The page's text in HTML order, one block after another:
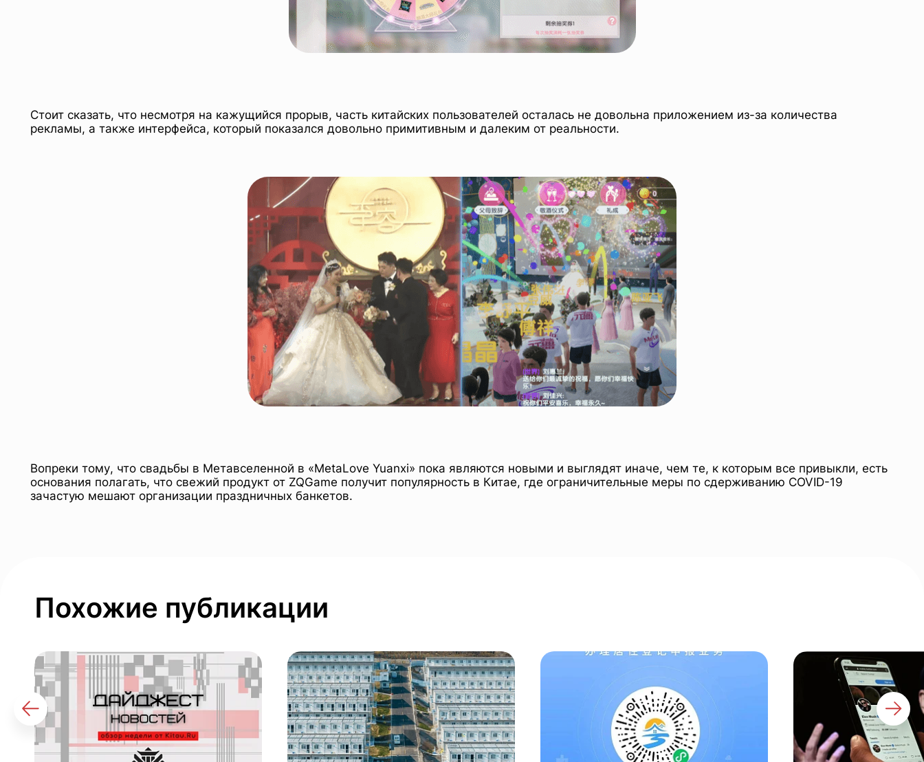
Стоит сказать, что несмотря на кажущийся прорыв, часть китайских пользователей осталась не довольна приложением из-за количества
рекламы, а также интерфейса, который показался довольно примитивным и далеким от реальности.
Вопреки тому, что свадьбы в Метавселенной в «MetaLove Yuanxi» пока являются новыми и выглядят иначе, чем те, к которым все привыкли, есть
основания полагать, что свежий продукт от ZQGame получит популярность в Китае, где ограничительные меры по сдерживанию COVID-19
зачастую мешают организации праздничных банкетов.
Похожие публикации